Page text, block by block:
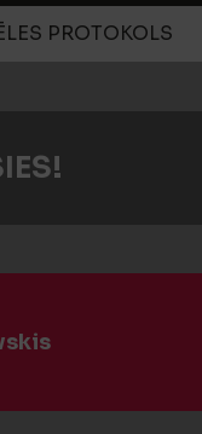
PROTOKOLS